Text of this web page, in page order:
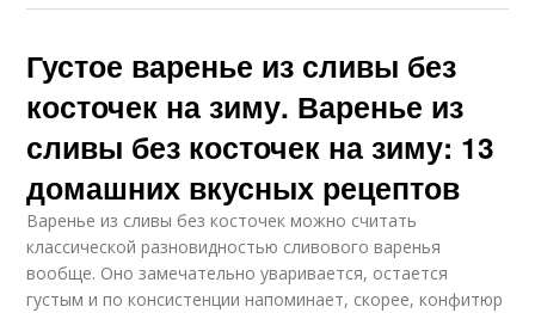
Густое варенье из сливы без
косточек на зиму. Варенье из
сливы без косточек на зиму: 13
домашних вкусных рецептов
Варенье из сливы без косточек можно считать
классической разновидностью сливового варенья
вообще. Оно замечательно уваривается, остается
густым и по консистенции напоминает, скорее, конфитюр